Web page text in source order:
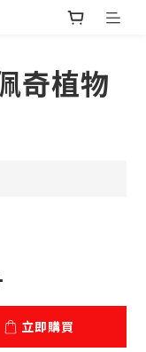
奇植物
立即購買